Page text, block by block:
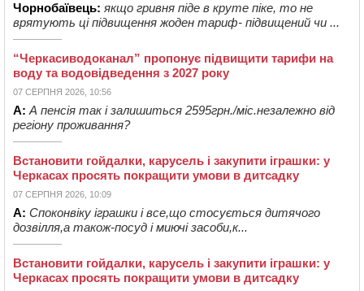
Чорнобаївець: якщо гривня піде в круте піке, то не
врятують ці підвищення жоден тариф- підвищений чи ...
“Черкасиводоканал” пропонує підвищити тарифи на
воду та водовідведення з 2027 року
07 СЕРПНЯ 2026, 10:56
А: А пенсія так і залишиться 2595грн./міс.незалежно від
регіону проживання?
Встановити гойдалки, карусель і закупити іграшки: у
Черкасах просять покращити умови в дитсадку
07 СЕРПНЯ 2026, 10:09
А: Споконвіку іграшки і все,що стосується дитячого
дозвілля,а також-посуд і миючі засоби,к...
Встановити гойдалки, карусель і закупити іграшки: у
Черкасах просять покращити умови в дитсадку